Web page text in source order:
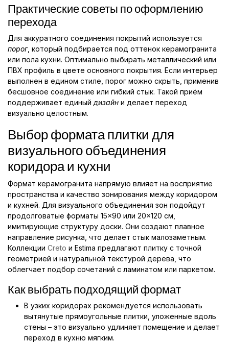
Практические советы по оформлению
перехода
Для аккуратного соединения покрытий используется
порог, который подбирается под оттенок керамогранита
или пола кухни. Оптимально выбирать металлический или
ПВХ профиль в цвете основного покрытия. Если интерьер
выполнен в едином стиле, порог можно скрыть, применив
бесшовное соединение или гибкий стык. Такой приём
поддерживает единый дизайн и делает переход
визуально целостным.
Выбор формата плитки для
визуального объединения
коридора и кухни
Формат керамогранита напрямую влияет на восприятие
пространства и качество зонирования между коридором
и кухней. Для визуального объединения зон подойдут
продолговатые форматы 15×90 или 20×120 см,
имитирующие структуру доски. Они создают плавное
направление рисунка, что делает стык малозаметным.
Коллекции Creto и Estima предлагают плитку с точной
геометрией и натуральной текстурой дерева, что
облегчает подбор сочетаний с ламинатом или паркетом.
Как выбрать подходящий формат
В узких коридорах рекомендуется использовать
вытянутые прямоугольные плитки, уложенные вдоль
стены – это визуально удлиняет помещение и делает
переход в кухню мягким.